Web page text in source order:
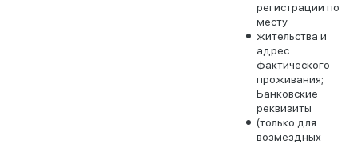
регистрации по
месту
жительства и
адрес
фактического
проживания;
Банковские
реквизиты
(только для
возмездных